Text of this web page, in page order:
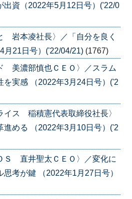
出資（2022年5月12日号）('22/0
岩本凌社長〉／「自分を良く
月21日号）('22/04/21) (1767)
美濃部慎也ＣＥＯ〉／スラム
を実感 （2022年3月24日号）('2
イス 稲積憲代表取締役社長〉
進める （2022年3月10日号）('2
Ｓ 直井聖太ＣＥＯ〉／変化に
考が鍵 （2022年1月27日号）